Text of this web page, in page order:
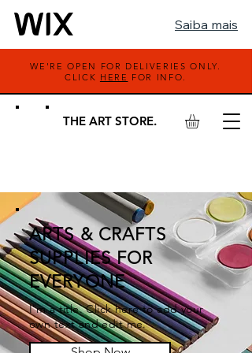
Saiba mais